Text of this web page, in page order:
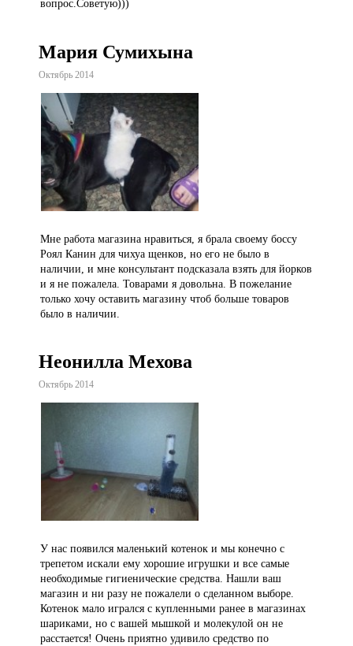
вопрос.Советую)))
Мария Сумихына
Октябрь 2014
Мне работа магазина нравиться, я брала своему боссу
Роял Канин для чихуа щенков, но его не было в
наличии, и мне консультант подсказала взять для йорков
и я не пожалела. Товарами я довольна. В пожелание
только хочу оставить магазину чтоб больше товаров
было в наличии.
Неонилла Мехова
Октябрь 2014
У нас появился маленький котенок и мы конечно с
трепетом искали ему хорошие игрушки и все самые
необходимые гигиенические средства. Нашли ваш
магазин и ни разу не пожалели о сделанном выборе.
Котенок мало игрался с купленными ранее в магазинах
шариками, но с вашей мышкой и молекулой он не
расстается! Очень приятно удивило средство по